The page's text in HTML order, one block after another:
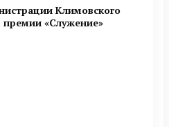
Климовского
премии «Служение»